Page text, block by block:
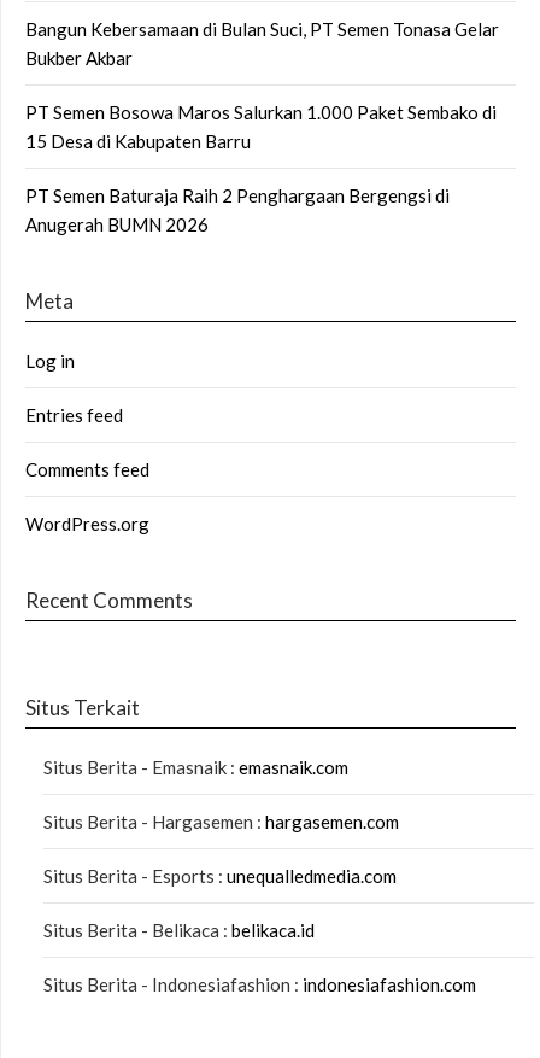
Bangun Kebersamaan di Bulan Suci, PT Semen Tonasa Gelar
Bukber Akbar
PT Semen Bosowa Maros Salurkan 1.000 Paket Sembako di
15 Desa di Kabupaten Barru
PT Semen Baturaja Raih 2 Penghargaan Bergengsi di
Anugerah BUMN 2026
Meta
Log in
Entries feed
Comments feed
WordPress.org
Recent Comments
Situs Terkait
Situs Berita - Emasnaik : emasnaik.com
Situs Berita - Hargasemen : hargasemen.com
Situs Berita - Esports : unequalledmedia.com
Situs Berita - Belikaca : belikaca.id
Situs Berita - Indonesiafashion : indonesiafashion.com